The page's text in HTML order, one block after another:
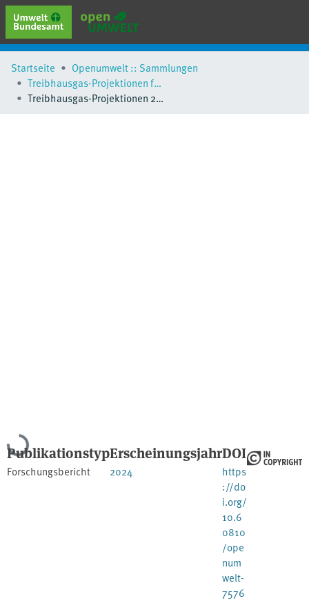
erweiterte Suche
Browse
Sammlungen
Startseite
Openumwelt :: Sammlungen
Treibhausgas-Projektionen für Deutschland
Treibhausgas-Projektionen 2024 für Deutschland
Lade...
Publikationstyp
Forschungsbericht
Erscheinungsjahr
2024
DOI
https
://do
i.org/
10.6
0810
/ope
num
welt-
7576